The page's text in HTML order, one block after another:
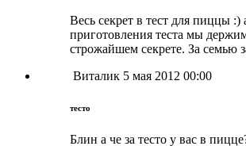
Весь секрет в тест для пиццы :)
приготовления теста мы
строжайшем секрете. За семью
Виталик 5 мая 2012 00:00
тесто
Блин а че за тесто у вас в